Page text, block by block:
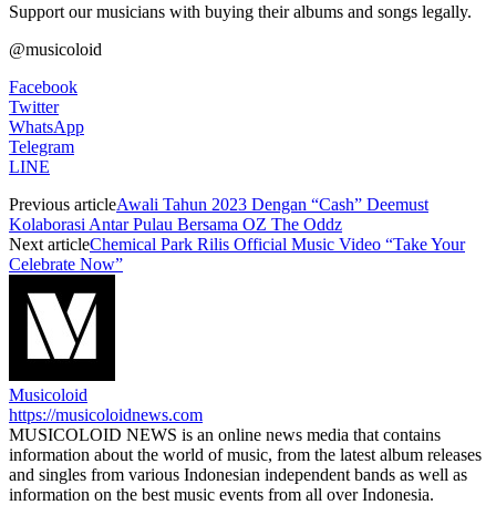
Support our musicians with buying their albums and songs legally.
@musicoloid
Facebook
Twitter
WhatsApp
Telegram
LINE
Previous articleAwali Tahun 2023 Dengan “Cash” Deemust
Kolaborasi Antar Pulau Bersama OZ The Oddz
Next articleChemical Park Rilis Official Music Video “Take Your
Celebrate Now”
Musicoloid
https://musicoloidnews.com
MUSICOLOID NEWS is an online news media that contains
information about the world of music, from the latest album releases
and singles from various Indonesian independent bands as well as
information on the best music events from all over Indonesia.